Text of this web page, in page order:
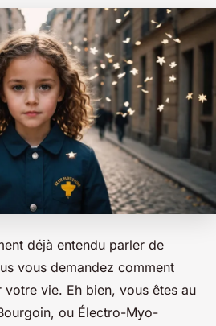
déjà entendu parler de
vous demandez comment
vie. Eh bien, vous êtes au
ou Électro-Myo-